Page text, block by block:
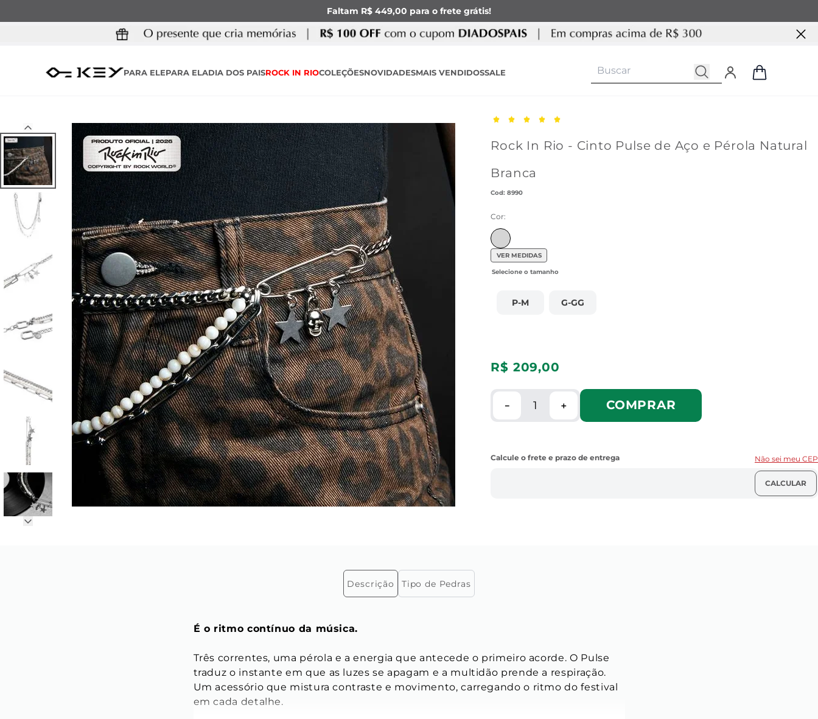
Faltam R$ 449,00 para o frete grátis!
PARA ELEPARA ELADIA DOS PAISROCK IN RIOCOLEÇÕESNOVIDADESMAIS VENDIDOSSALE
Rock In Rio - Cinto Pulse de Aço e Pérola Natural
Branca
:8990
Cor:
VER MEDIDAS
P-M G-GG
R$ 209,00
＋
－ COMPRAR
Não sei meu CEP
Descrição Tipo de Pedras
É o ritmo contínuo da música.
Três correntes, uma pérola e a energia que antecede o primeiro acorde. O Pulse
traduz o instante em que as luzes se apagam e a multidão prende a respiração.
Um acessório que mistura contraste e movimento, carregando o ritmo do festival
em cada detalhe.